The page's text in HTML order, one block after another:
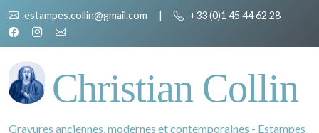
estampes.collin@gmail.com | +33 (0)1 45 44 62 28
Christian Collin
Gravures anciennes, modernes et contemporaines - Estampes